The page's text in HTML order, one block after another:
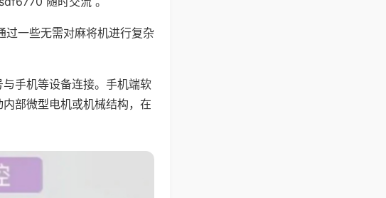
过一些无需对麻将机进行复杂
手机等设备连接。手机端软
部微型电机或机械结构，在